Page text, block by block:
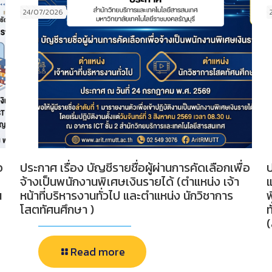
24/07/2026
ประกาศ เรื่อง บัญชีรายชื่อผู้ผ่านการคัดเลือกเพื่อ
จ้างเป็นพนักงานพิเศษเงินรายได้ (ตำแหน่ง เจ้า
หน้าที่บริหารงานทั่วไป และตำแหน่ง นักวิชาการ
โสตทัศนศึกษา )
Read more